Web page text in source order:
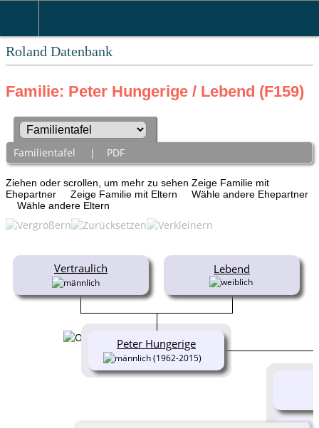
Roland Datenbank
Familie: Peter Hungerige / Lebend (F159)
Familientafel | PDF
Ziehen oder scrollen, um mehr zu sehen Zeige Familie mit
Ehepartner
Zeige Familie mit Eltern
Wähle andere Ehepartner
Wähle andere Eltern
Vertraulich Lebend
Peter Hungerige
(1962-2015)